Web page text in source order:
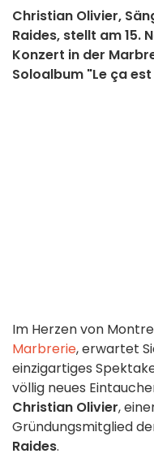
Christian Olivier,
Raides, stellt am 15.
Konzert in der
Soloalbum "Le ça
Im Herzen von
Marbrerie, erwartet
einzigartiges
völlig neues
Christian Olivier,
Gründungsmitglied
Raides.